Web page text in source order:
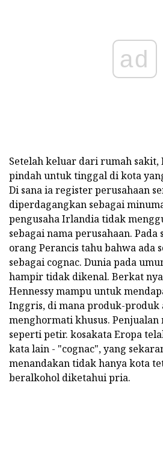
ad
Setelah keluar dari rumah sakit,
pindah untuk tinggal di kota
Di sana ia register perusahaan
diperdagangkan sebagai
pengusaha Irlandia tidak
sebagai nama perusahaan.
orang Perancis tahu bahwa ada
sebagai cognac. Dunia pada
hampir tidak dikenal. Berkat
Hennessy mampu untuk
Inggris, di mana produk-produk
menghormati khusus.
seperti petir. kosakata Eropa
kata lain - "cognac", yang
menandakan tidak hanya kota
beralkohol diketahui pria.